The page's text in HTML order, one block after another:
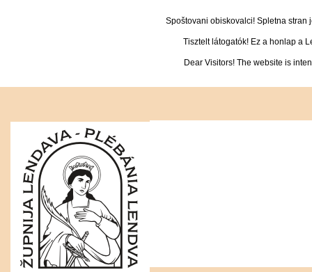
Spoštovani obiskovalci! Spletna
Tisztelt látogatók! Ez a honlap a
Dear Visitors! The website is